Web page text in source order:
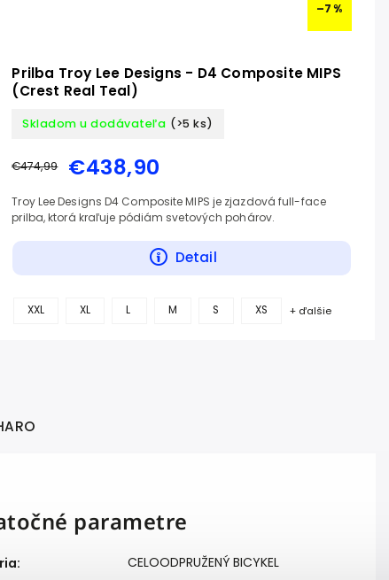
–7 %
Prilba Troy Lee Designs - D4 Composite MIPS
(Crest Real Teal)
Skladom u dodávateľa (>5 ks)
€474,99 €438,90
Detail
Troy Lee Designs D4 Composite MIPS je zjazdová full-face
prilba, ktorá kraľuje pódiám svetových pohárov.
XXL XL L M S XS + ďalšie
parametre
: CELOODPRUŽENÝ BICYKEL